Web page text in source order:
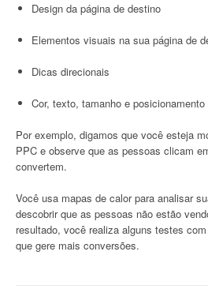
Design da página de destino
Elementos visuais na sua página de
Dicas direcionais
Cor, texto, tamanho e posicionamento
Por exemplo, digamos que você esteja
PPC e observe que as pessoas clicam
convertem.
Você usa mapas de calor para analisar
descobrir que as pessoas não estão
resultado, você realiza alguns testes
que gere mais conversões.